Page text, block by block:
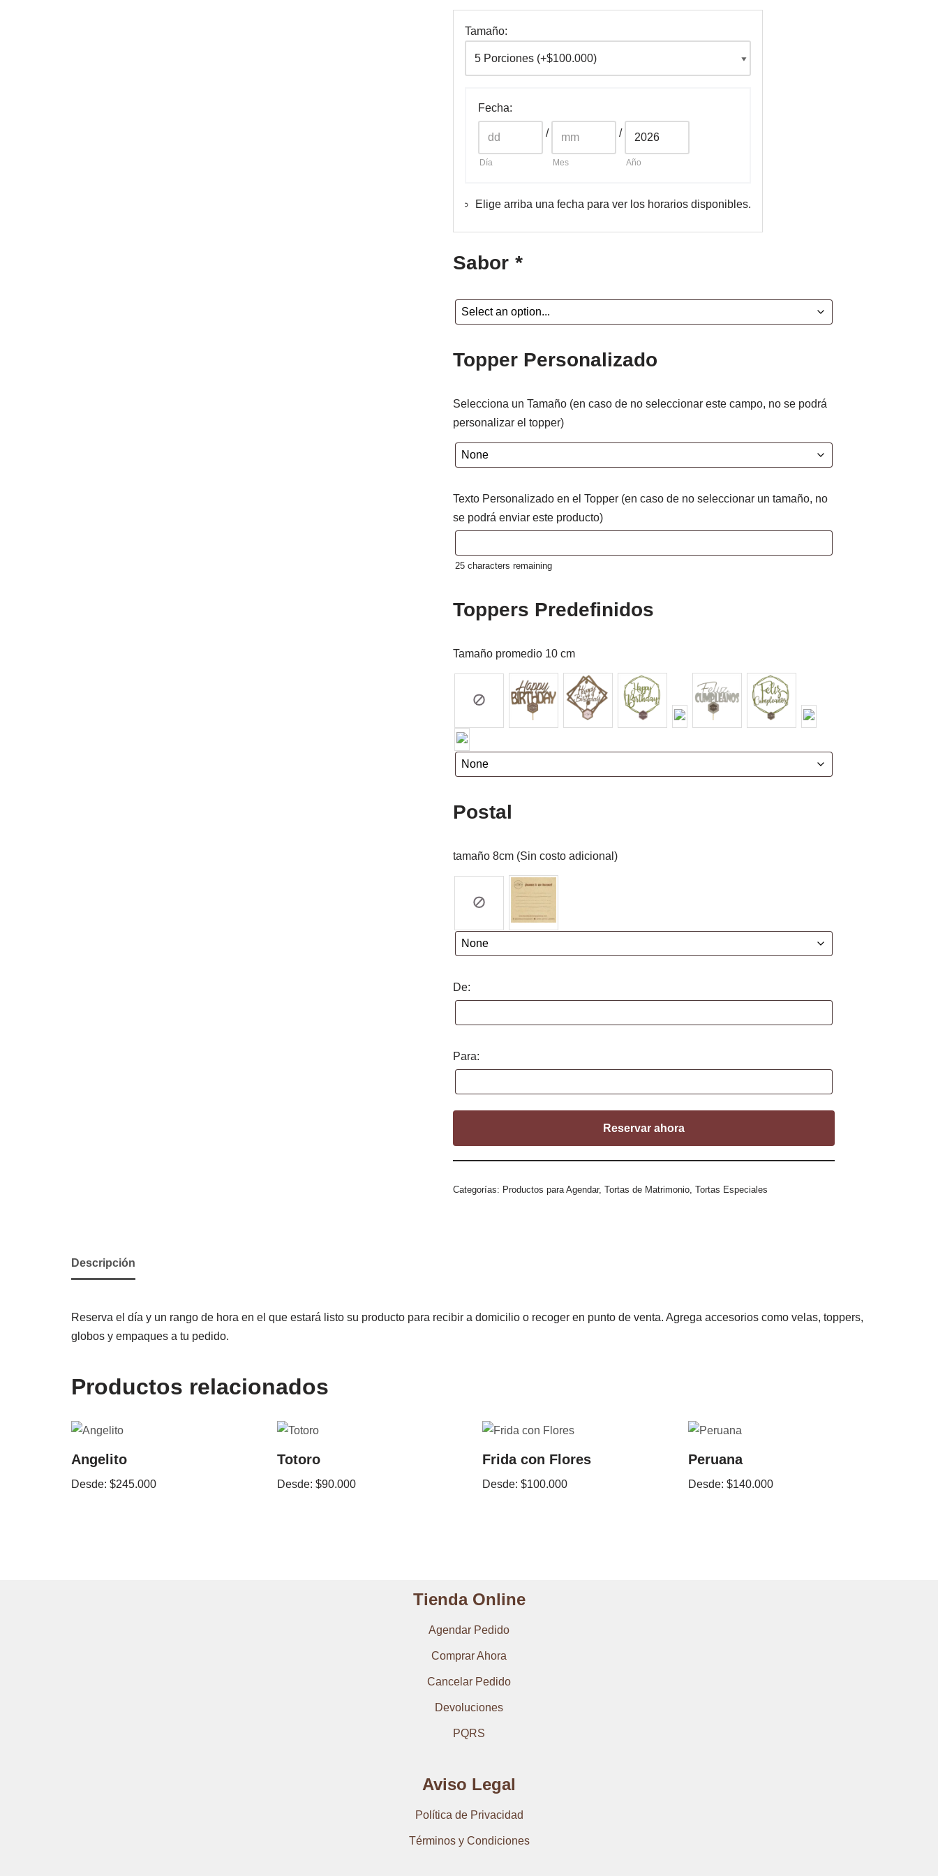
Tamaño:
Fecha:
Día
/
Mes
/
Año
Elige arriba una fecha para ver los horarios disponibles.
Sabor *
Topper Personalizado
Selecciona un Tamaño (en caso de no seleccionar este campo, no se podrá
personalizar el topper)
Texto Personalizado en el Topper (en caso de no seleccionar un tamaño, no
se podrá enviar este producto)
25 characters remaining
Toppers Predefinidos
Tamaño promedio 10 cm
Postal
tamaño 8cm (Sin costo adicional)
De:
Para:
Reservar ahora
Categorías: Productos para Agendar,Tortas de Matrimonio,Tortas Especiales
Descripción
Reserva el día y un rango de hora en el que estará listo su producto para recibir a domicilio o recoger en punto de venta. Agrega accesorios como velas, toppers,
globos y empaques a tu pedido.
Productos relacionados
Angelito
Desde: $245.000
Totoro
Desde: $90.000
Frida con Flores
Desde:$100.000
Peruana
Desde:$140.000
Tienda Online
Agendar Pedido
Comprar Ahora
Cancelar Pedido
Devoluciones
PQRS
Aviso Legal
Política de Privacidad
Términos y Condiciones